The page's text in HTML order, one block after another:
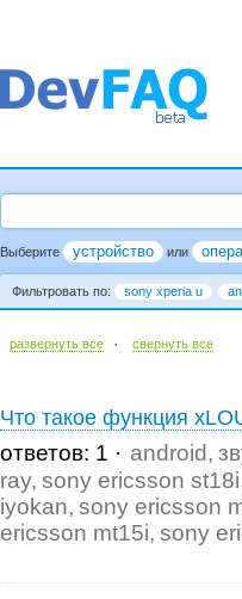
Выберите устройство или
Фильтровать по: sony xperia u
развернуть все · cвернуть все
Что такое функция
ответов: 1 android
ray sony ericsson st18i
iyokan sony ericsson
ericsson mt15i sony